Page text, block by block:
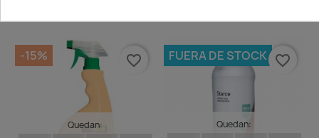
Quedan:
-15% favorite_border
Quedan:
FUERA DE STOCK favorite_border